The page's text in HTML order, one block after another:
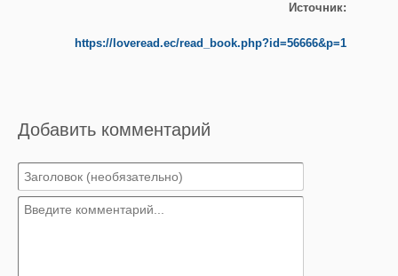
Источник:
https://loveread.ec/read_book.php?id=56666&p=1
Добавить комментарий